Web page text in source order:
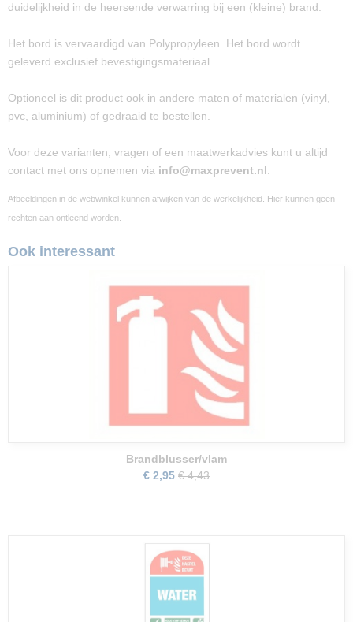
duidelijkheid in de heersende verwarring bij een (kleine) brand.
Het bord is vervaardigd van Polypropyleen. Het bord wordt
geleverd exclusief bevestigingsmateriaal.
Optioneel is dit product ook in andere maten of materialen (vinyl,
pvc, aluminium) of gedraaid te bestellen.
Voor deze varianten, vragen of een maatwerkadvies kunt u altijd
contact met ons opnemen via info@maxprevent.nl
Afbeeldingen in de webwinkel kunnen afwijken van de werkelijkheid. Hier kunnen geen
rechten aan ontleend worden.
Ook interessant
Brandblusser/vlam
€ 2,95 € 4,43